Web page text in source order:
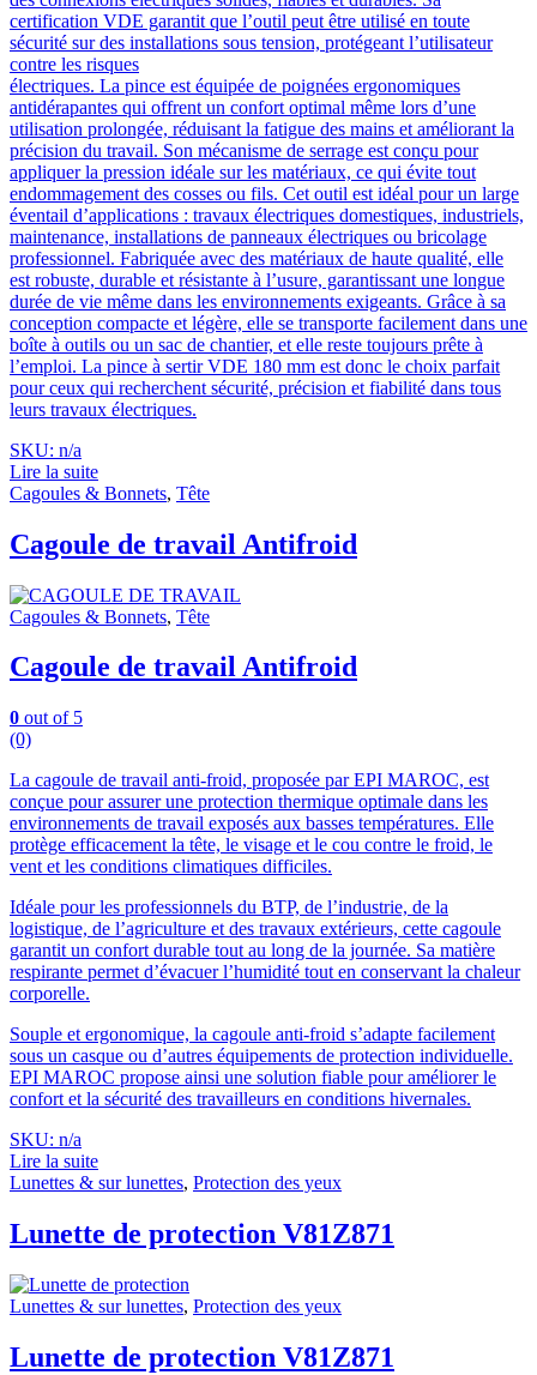
certification VDE garantit que l’outil peut être utilisé en toute
sécurité sur des installations sous tension, protégeant l’utilisateur
contre les risques
électriques. La pince est équipée de poignées ergonomiques
antidérapantes qui offrent un confort optimal même lors d’une
utilisation prolongée, réduisant la fatigue des mains et améliorant la
précision du travail. Son mécanisme de serrage est conçu pour
appliquer la pression idéale sur les matériaux, ce qui évite tout
endommagement des cosses ou fils. Cet outil est idéal pour un large
éventail d’applications : travaux électriques domestiques, industriels,
maintenance, installations de panneaux électriques ou bricolage
professionnel. Fabriquée avec des matériaux de haute qualité, elle
est robuste, durable et résistante à l’usure, garantissant une longue
durée de vie même dans les environnements exigeants. Grâce à sa
conception compacte et légère, elle se transporte facilement dans une
boîte à outils ou un sac de chantier, et elle reste toujours prête à
l’emploi. La pince à sertir VDE 180 mm est donc le choix parfait
pour ceux qui recherchent sécurité, précision et fiabilité dans tous
leurs travaux électriques.
SKU: n/a
Lire la suite
Cagoules & Bonnets, Tête
Cagoule de travail Antifroid
Cagoules & Bonnets, Tête
Cagoule de travail Antifroid
0 out of 5
(0)
La cagoule de travail anti-froid, proposée par EPI MAROC, est
conçue pour assurer une protection thermique optimale dans les
environnements de travail exposés aux basses températures. Elle
protège efficacement la tête, le visage et le cou contre le froid, le
vent et les conditions climatiques difficiles.
Idéale pour les professionnels du BTP, de l’industrie, de la
logistique, de l’agriculture et des travaux extérieurs, cette cagoule
garantit un confort durable tout au long de la journée. Sa matière
respirante permet d’évacuer l’humidité tout en conservant la chaleur
corporelle.
Souple et ergonomique, la cagoule anti-froid s’adapte facilement
sous un casque ou d’autres équipements de protection individuelle.
EPI MAROC propose ainsi une solution fiable pour améliorer le
confort et la sécurité des travailleurs en conditions hivernales.
SKU: n/a
Lire la suite
Lunettes & sur lunettes, Protection des yeux
Lunette de protection V81Z871
Lunettes & sur lunettes, Protection des yeux
Lunette de protection V81Z871